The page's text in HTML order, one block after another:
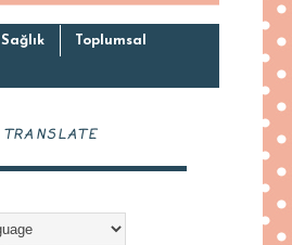
Sağlık Toplumsal
TRANSLATE